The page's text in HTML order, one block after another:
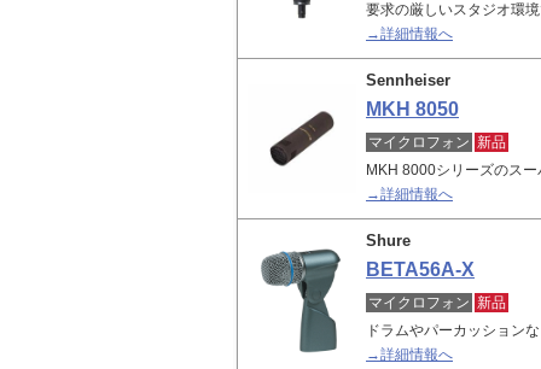
要求の厳しいスタジオ環
→詳細情報へ
Sennheiser
MKH 8050
マイクロフォン 新品
MKH 8000シリーズのス
→詳細情報へ
Shure
BETA56A-X
マイクロフォン 新品
ドラムやパーカッション
→詳細情報へ